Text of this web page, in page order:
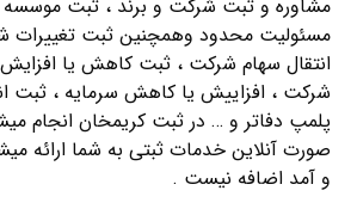
مشاوره و ثبت شرکت و برند ، ثبت
مسئولیت محدود وهمچنین ثبت تغییرات
انتقال سهام شرکت ، ثبت کاهش یا
شرکت ، افزاییش یا کاهش سرمایه ، ثبت
پلمپ دفاتر و … در ثبت کریمخان انجام
صورت آنلاین خدمات ثبتی به شما ارائه
و آمد اضافه نیست .